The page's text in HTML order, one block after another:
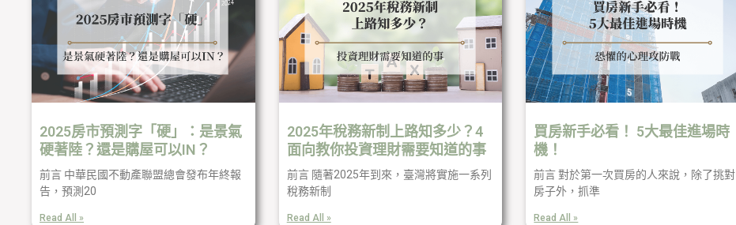
2025房市預測字「硬」：是景氣
硬著陸？還是購屋可以IN？
前言 中華民國不動產聯盟總會發布年終報
告，預測20
Read All »
2025年稅務新制上路知多少？4
面向教你投資理財需要知道的事
前言 隨著2025年到來，臺灣將實施一系列
稅務新制
Read All »
買房新手必看！ 5大最佳進場時
機！
前言 對於第一次買房的人來說，除了挑對
房子外，抓準
Read All »